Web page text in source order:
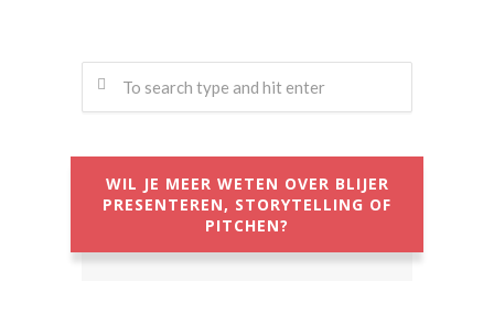
WIL JE MEER WETEN OVER BLIJER
PRESENTEREN, STORYTELLING OF
PITCHEN?